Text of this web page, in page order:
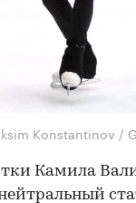
Konstantinov /
Камила